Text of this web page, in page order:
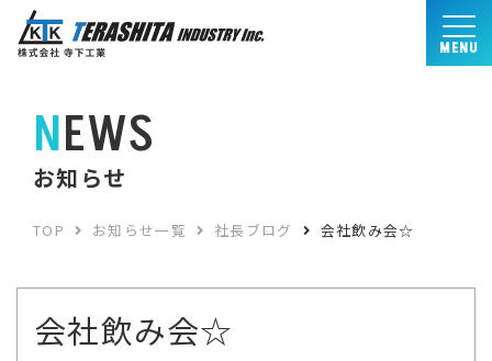
MENU
NEWS
お知らせ
TOP お知らせ一覧 社長ブログ 会社飲み会☆
会社飲み会☆